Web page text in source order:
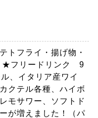
トフライ・揚げ物・
★フリードリンク 9
、イタリア産ワイ
クテル各種、ハイボ
モサワー、ソフトド
が増えました！（パ